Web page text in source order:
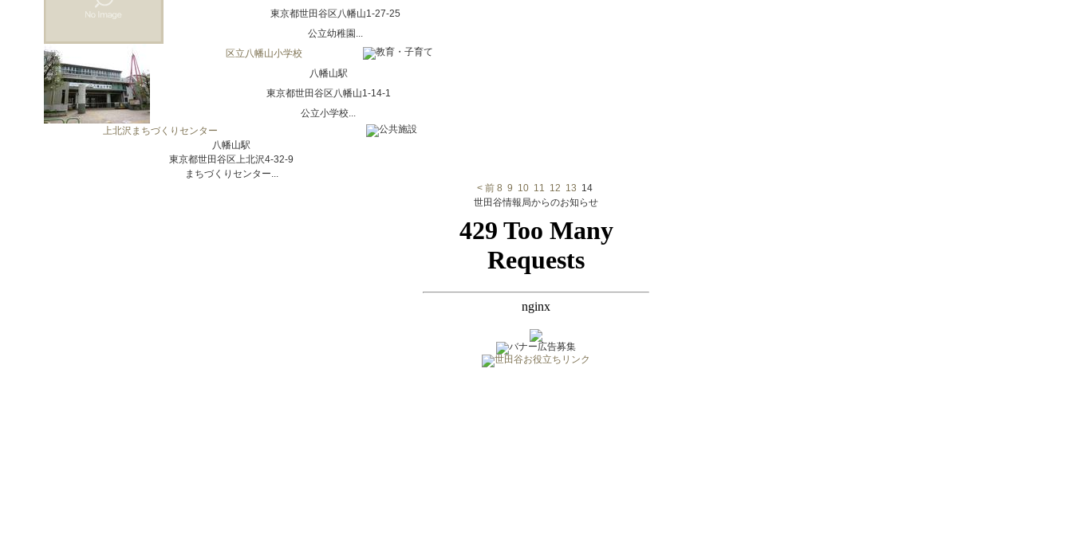
東京都世田谷区八幡山1-27-25
公立幼稚園...
区立八幡山小学校
八幡山駅
東京都世田谷区八幡山1-14-1
公立小学校...
上北沢まちづくりセンター
八幡山駅
東京都世田谷区上北沢4-32-9
まちづくりセンター...
< 前 8 9 10 11 12 13 14
世田谷情報局からのお知らせ